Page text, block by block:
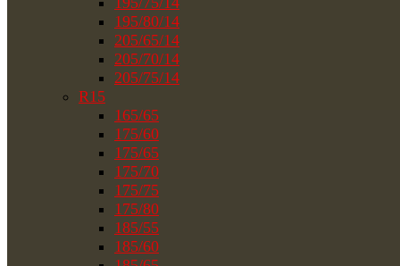
195/80/14
205/65/14
205/70/14
205/75/14
R15
165/65
175/60
175/65
175/70
175/75
175/80
185/55
185/60